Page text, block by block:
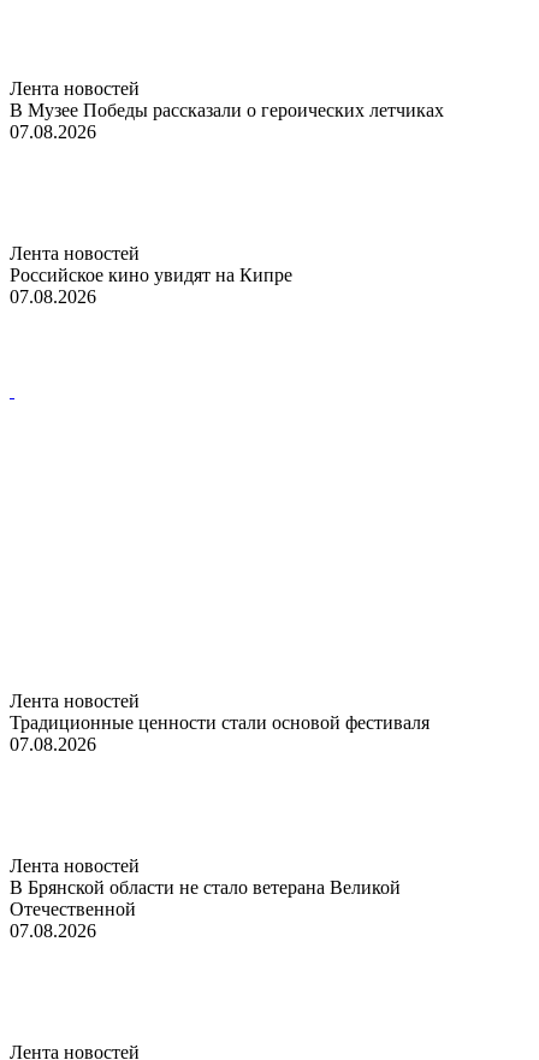
Лента новостей
В Музее Победы рассказали о героических летчиках
07.08.2026
Лента новостей
Российское кино увидят на Кипре
07.08.2026
Лента новостей
Традиционные ценности стали основой фестиваля
07.08.2026
Лента новостей
В Брянской области не стало ветерана Великой
Отечественной
07.08.2026
Лента новостей